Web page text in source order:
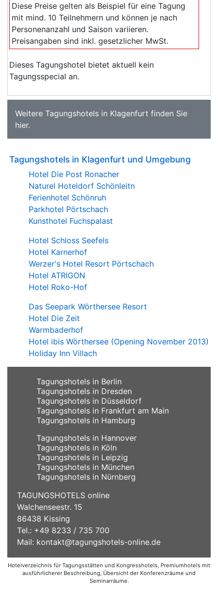
Diese Preise gelten als Beispiel für eine Tagung
mit mind. 10 Teilnehmern und können je nach
Personenanzahl und Saison variieren.
Preisangaben sind inkl. gesetzlicher MwSt.
Dieses Tagungshotel bietet aktuell kein
Tagungsspecial an.
Weitere Tagungshotels in Klagenfurt finden Sie
hier.
Tagungshotels in Klagenfurt und Umgebung
Hotel Die Post Ronacher
Naturel Hoteldorf Schönleitn
Ferienhotel Schönruh
Parkhotel Pörtschach
Kunsthotel Fuchspalast
Hotel Schloss Seefels
Hotel Karnerhof
Werzer's Hotel Resort Pörtschach
Hotel ATRIGON
Hotel Roko-Hof
Das Seepark Wörthersee Resort
Hotel Die Zeit
Warmbaderhof
Hotel ibis Wörthersee (Opening November 2013)
Holiday Inn Villach
Tagungshotels in Berlin
Tagungshotels in Dresden
Tagungshotels in Düsseldorf
Tagungshotels in Frankfurt am Main
Tagungshotels in Hamburg
Tagungshotels in Hannover
Tagungshotels in Köln
Tagungshotels in Leipzig
Tagungshotels in München
Tagungshotels in Nürnberg
TAGUNGSHOTELS online
Walchenseestr. 15
86438 Kissing
Tel.: +49 8233 / 735 700
Mail: kontakt@tagungshotels-online.de
Hotelverzeichnis für Tagungsstätten und Kongresshotels, Premiumhotels mit
ausführlicherer Beschreibung, Übersicht der Konferenzräume und
Seminarräume.